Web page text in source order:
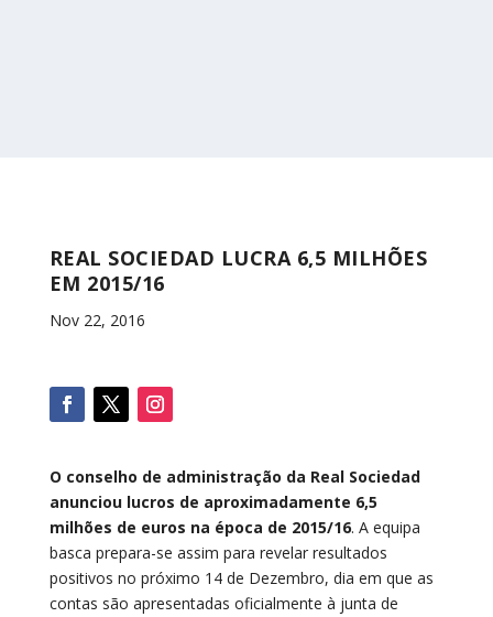
REAL SOCIEDAD LUCRA 6,5 MILHÕES
EM 2015/16
Nov 22, 2016
O conselho de administração da Real Sociedad
anunciou lucros de aproximadamente 6,5
milhões de euros na época de 2015/16. A equipa
basca prepara-se assim para revelar resultados
positivos no próximo 14 de Dezembro, dia em que as
contas são apresentadas oficialmente à junta de